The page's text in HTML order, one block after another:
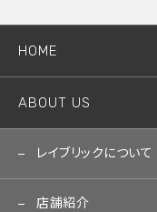
HOME
ABOUT US
レイブリックについて
店舗紹介